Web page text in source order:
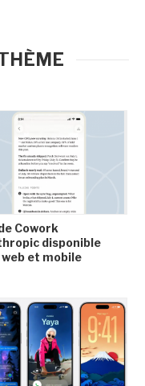
Cowork
disponible
et mobile